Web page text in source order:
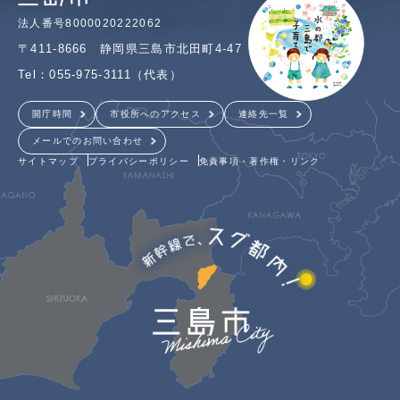
法人番号8000020222062
〒411-8666 静岡県三島市北田町4-47
Tel：055-975-3111（代表）
開庁時間 市役所へのアクセス 連絡先一覧
メールでのお問い合わせ
サイトマップ プライバシーポリシー 免責事項・著作権・リンク